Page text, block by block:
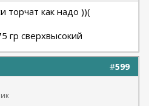
торчат как надо ))(
гр сверхвысокий
#599